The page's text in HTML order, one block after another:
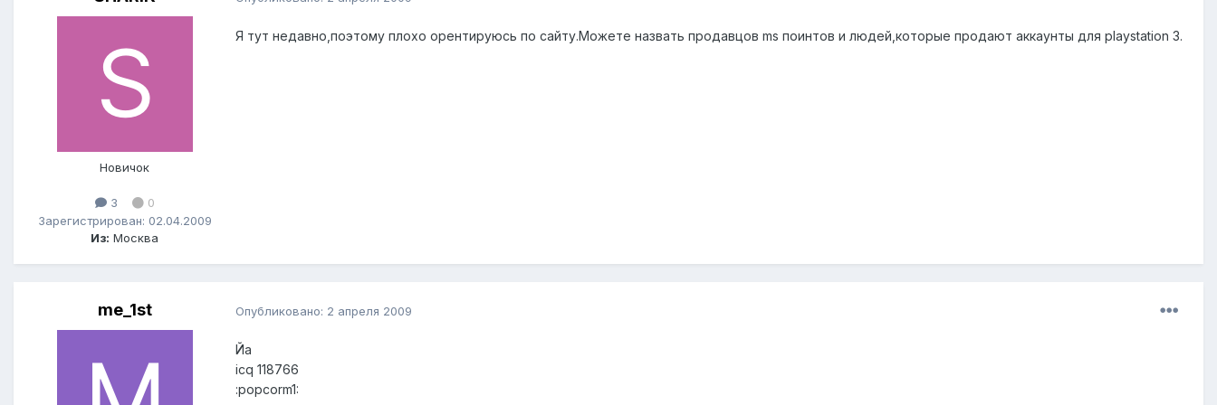
Новичок
3
0
Зарегистрирован: 02.04.2009
Из: Москва
Я тут недавно,поэтому плохо орентируюсь по сайту.Можете назвать продавцов ms поинтов и людей,которые продают аккаунты для playstation 3.
me_1st Опубликовано: 2 апреля 2009
Йа
icq 118766
:popcorm1: